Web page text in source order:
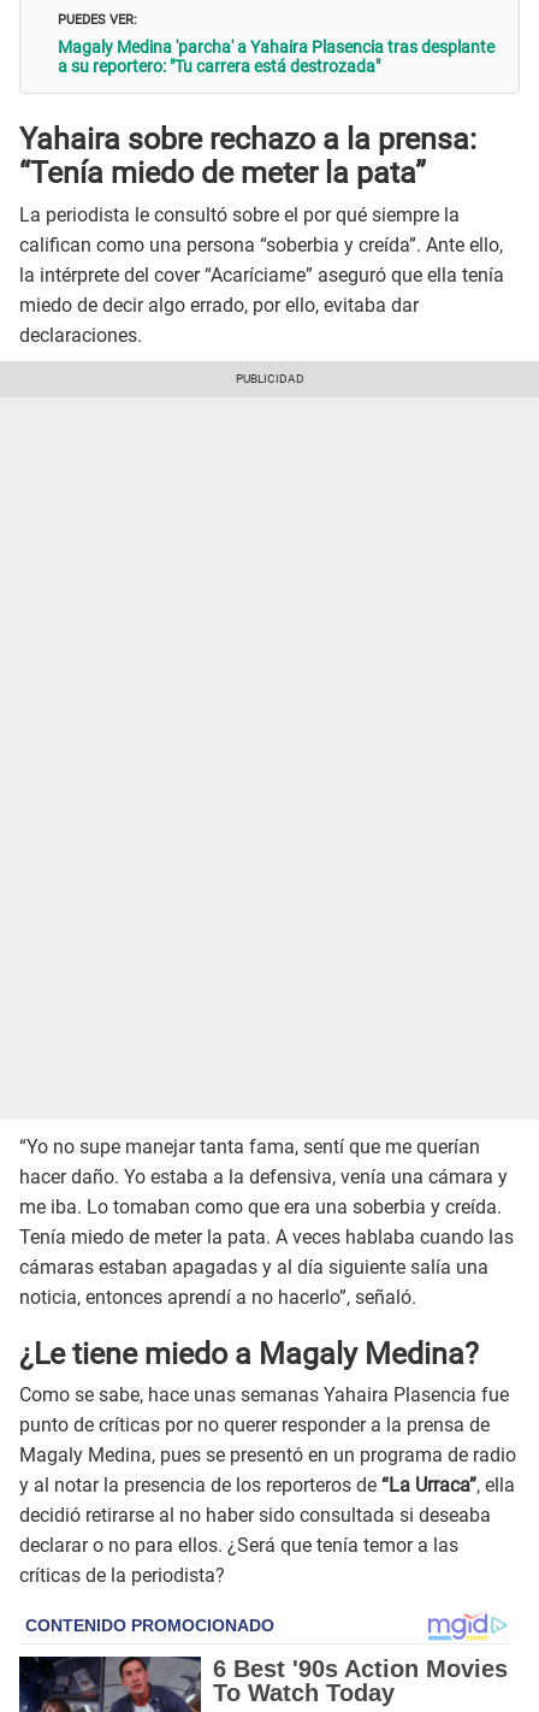
PUEDES VER:
Magaly Medina 'parcha' a Yahaira Plasencia tras desplante
a su reportero: "Tu carrera está destrozada"
Yahaira sobre rechazo a la prensa:
“Tenía miedo de meter la pata”
La periodista le consultó sobre el por qué siempre la
califican como una persona “soberbia y creída”. Ante ello,
la intérprete del cover “Acaríciame” aseguró que ella tenía
miedo de decir algo errado, por ello, evitaba dar
declaraciones.
“Yo no supe manejar tanta fama, sentí que me querían
hacer daño. Yo estaba a la defensiva, venía una cámara y
me iba. Lo tomaban como que era una soberbia y creída.
Tenía miedo de meter la pata. A veces hablaba cuando las
cámaras estaban apagadas y al día siguiente salía una
noticia, entonces aprendí a no hacerlo”, señaló.
¿Le tiene miedo a Magaly Medina?
Como se sabe, hace unas semanas Yahaira Plasencia fue
punto de críticas por no querer responder a la prensa de
Magaly Medina, pues se presentó en un programa de radio
y al notar la presencia de los reporteros de “La Urraca”, ella
decidió retirarse al no haber sido consultada si deseaba
declarar o no para ellos. ¿Será que tenía temor a las
críticas de la periodista?